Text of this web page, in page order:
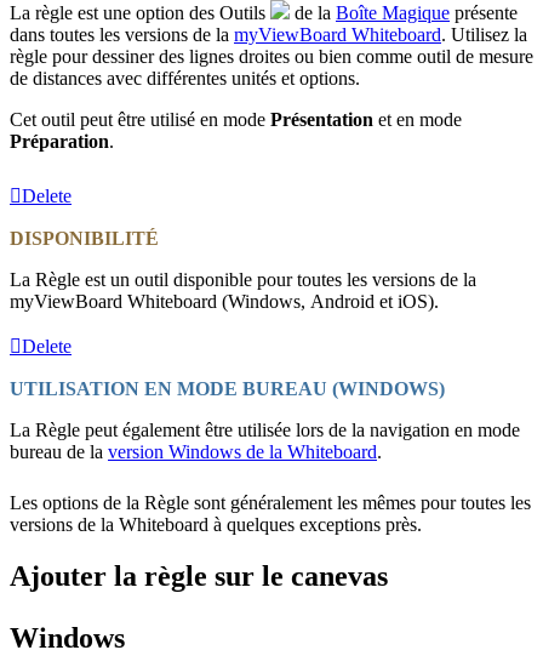
La règle est une option des Outils de la Boîte Magique présente
dans toutes les versions de la myViewBoard Whiteboard. Utilisez la
règle pour dessiner des lignes droites ou bien comme outil de mesure
de distances avec différentes unités et options.
Cet outil peut être utilisé en mode Présentation et en mode
Préparation.
Delete
DISPONIBILITÉ
La Règle est un outil disponible pour toutes les versions de la
myViewBoard Whiteboard (Windows, Android et iOS).
Delete
UTILISATION EN MODE BUREAU (WINDOWS)
La Règle peut également être utilisée lors de la navigation en mode
bureau de la version Windows de la Whiteboard.
Les options de la Règle sont généralement les mêmes pour toutes les
versions de la Whiteboard à quelques exceptions près.
Ajouter la règle sur le canevas
Windows